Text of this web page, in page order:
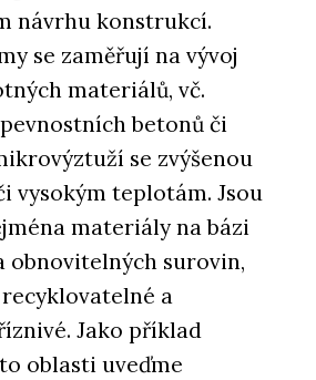
návrhu konstrukcí.
se zaměřují na vývoj
materiálů, vč.
betonů či
se zvýšenou
vysokým teplotám. Jsou
materiály na bázi
obnovitelných surovin,
a
Jako příklad
oblasti uveďme